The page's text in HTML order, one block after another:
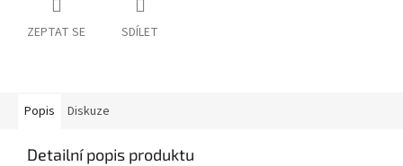
ZEPTAT SE SDÍLET
Popis Diskuze
Detailní popis produktu